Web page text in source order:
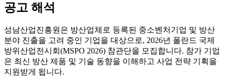
공고 해석
성남산업진흥원은 방산업체로 등록된 중소벤처기업 및 방산
분야 진출을 고려 중인 기업을 대상으로, 2026년 폴란드 국제
방위산업전시회(MSPO 2026) 참관단을 모집합니다. 참가 기업
은 최신 방산 제품 및 기술 동향을 이해하고 사업 전략 기획을
지원받게 됩니다.